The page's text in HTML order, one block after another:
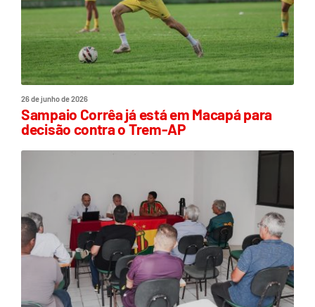
26 de junho de 2026
Sampaio Corrêa já está em Macapá para
decisão contra o Trem-AP